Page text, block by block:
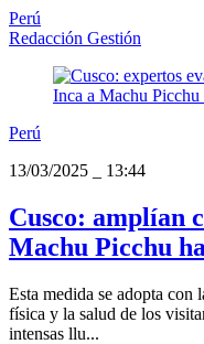
Perú
Redacción Gestión
Perú
13/03/2025
13:44
Cusco: amplían
Machu Picchu
Esta medida se adopta con
física y la salud de los
intensas llu...